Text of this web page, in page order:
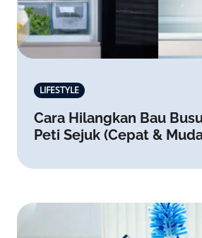
LIFESTYLE
Cara Hilangkan Bau
Peti Sejuk (Cepat &